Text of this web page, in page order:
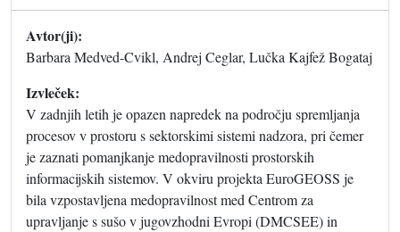
Avtor(ji):
Barbara Medved-Cvikl, Andrej Ceglar, Lučka Kajfež Bogataj
Izvleček:
V zadnjih letih je opazen napredek na področju spremljanja
procesov v prostoru s sektorskimi sistemi nadzora, pri čemer
je zaznati pomanjkanje medopravilnosti prostorskih
informacijskih sistemov. V okviru projekta EuroGEOSS je
bila vzpostavljena medopravilnost med Centrom za
upravljanje s sušo v jugovzhodni Evropi (DMCSEE) in